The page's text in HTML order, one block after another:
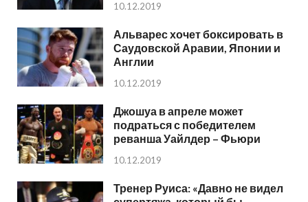
10.12.2019
Альварес хочет боксировать в
Саудовской Аравии, Японии и
Англии
10.12.2019
Джошуа в апреле может
подраться с победителем
реванша Уайлдер – Фьюри
10.12.2019
Тренер Руиса: «Давно не видел